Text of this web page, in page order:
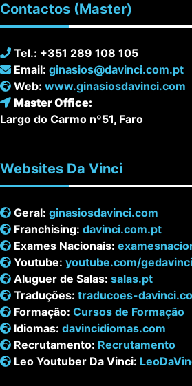
Contactos (Master)
Tel.: +351 289 108 105
Email: ginasios@davinci.com.pt
Web: www.ginasiosdavinci.com
Master Office:
Largo do Carmo nº51, Faro
Websites Da Vinci
Geral: ginasiosdavinci.com
Franchising: davinci.com.pt
Exames Nacionais:
Youtube: youtube.com/gedavinci
Aluguer de Salas: salas.pt
Traduções: traducoes-
Formação: Cursos de Formação
Idiomas: davincidiomas.com
Recrutamento: Recrutamento
Leo Youtuber Da Vinci: